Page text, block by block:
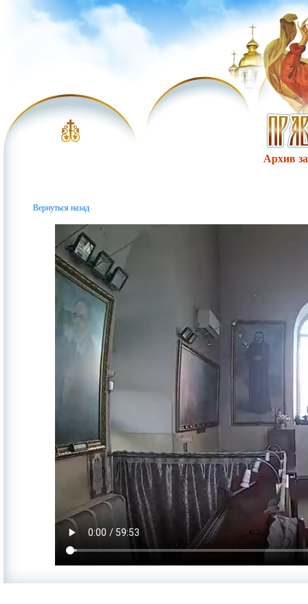
Архив
Вернуться назад